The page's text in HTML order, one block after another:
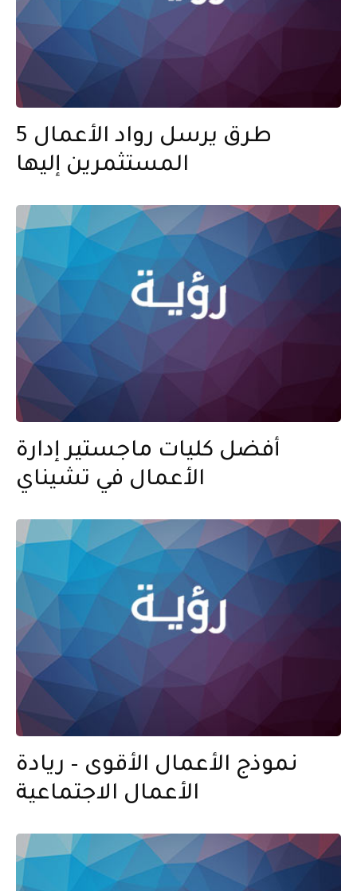
5 طرق يرسل رواد الأعمال
المستثمرين إليها
أفضل كليات ماجستير إدارة
الأعمال في تشيناي
نموذج الأعمال الأقوى – ريادة
الأعمال الاجتماعية